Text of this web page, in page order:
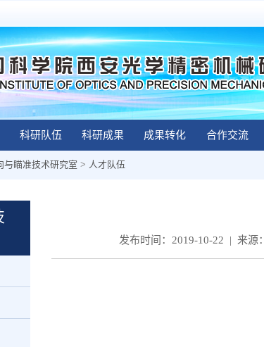
科研队伍 科研成果 成果转化 合作交流
与瞄准技术研究室 > 人才队伍
发布时间：2019-10-22 | 来